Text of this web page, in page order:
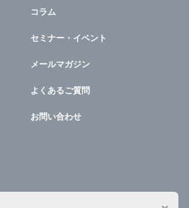
コラム
セミナー・イベント
メールマガジン
よくあるご質問
お問い合わせ